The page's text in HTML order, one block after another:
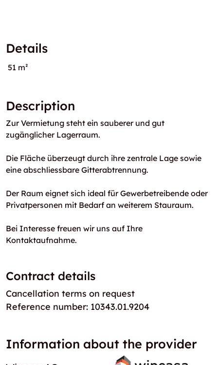
Details
51 m²
Description
Zur Vermietung steht ein sauberer und gut
zugänglicher Lagerraum.
Die Fläche überzeugt durch ihre zentrale Lage sowie
eine abschliessbare Gitterabtrennung.
Der Raum eignet sich ideal für Gewerbetreibende oder
Privatpersonen mit Bedarf an weiterem Stauraum.
Bei Interesse freuen wir uns auf Ihre
Kontaktaufnahme.
Contract details
Cancellation terms on request
Reference number: 10343.01.9204
Information about the provider